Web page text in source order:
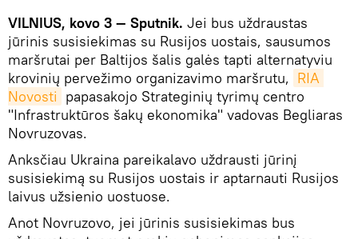
VILNIUS, kovo 3 — Sputnik. Jei bus uždraustas
jūrinis susisiekimas su Rusijos uostais, sausumos
maršrutai per Baltijos šalis galės tapti alternatyviu
krovinių pervežimo organizavimo maršrutu, RIA
Novosti papasakojo Strateginių tyrimų centro
"Infrastruktūros šakų ekonomika" vadovas Begliaras
Novruzovas.
Anksčiau Ukraina pareikalavo uždrausti jūrinį
susisiekimą su Rusijos uostais ir aptarnauti Rusijos
laivus užsienio uostuose.
Anot Novruzovo, jei jūrinis susisiekimas bus